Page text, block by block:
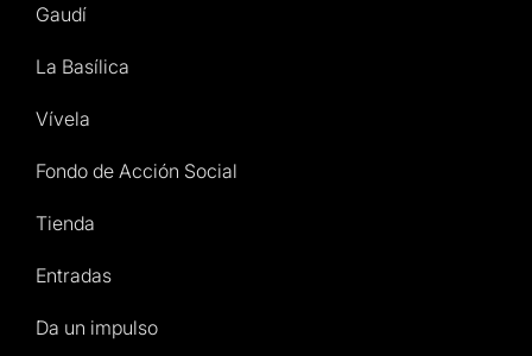
Gaudí
La Basílica
Vívela
Fondo de Acción Social
Tienda
Entradas
Da un impulso